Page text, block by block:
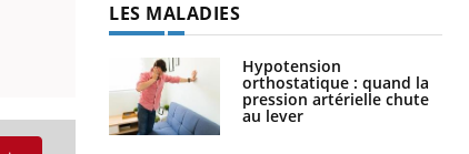
LES MALADIES
Hypotension
orthostatique : quand la
pression artérielle chute
au lever